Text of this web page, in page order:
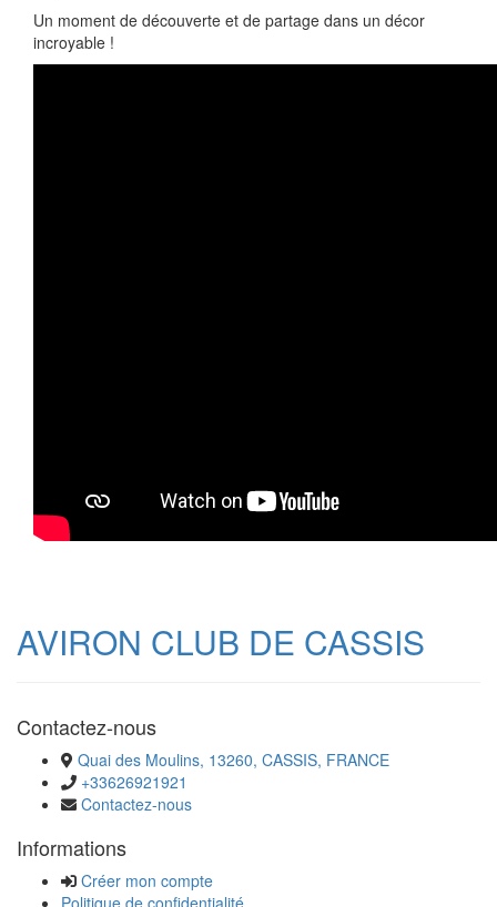
Un moment de découverte et de partage dans un décor
incroyable !
AVIRON CLUB DE CASSIS
Contactez-nous
Quai des Moulins, 13260, CASSIS, FRANCE
+33626921921
Contactez-nous
Informations
Créer mon compte